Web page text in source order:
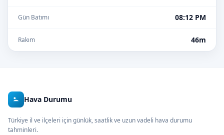
Gün Batımı 08:12 PM
Rakım 46m
Hava Durumu
Türkiye il ve ilçeleri için günlük, saatlik ve uzun vadeli hava durumu
tahminleri.